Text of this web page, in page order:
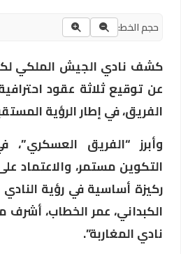
حجم الخط:
كشف نادي الجيش الملكي
عن توقيع ثلاثة عقود
الفريق، في إطار الرؤية
وأبرز “الفريق العسكري”،
التكوين مستمر، والاعتماد
ركيزة أساسية في رؤية
الكبداني، عمر الخطاب،
نادي المغاربة”.